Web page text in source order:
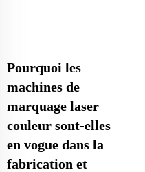
Pourquoi les
machines de
marquage laser
couleur sont-elles
en vogue dans la
fabrication et